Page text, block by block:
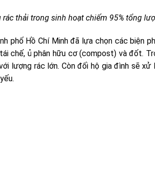
thải trong sinh hoạt chiếm 95% tổng
phố Hồ Chí Minh đã lựa chọn các biện
chế, ủ phân hữu cơ (compost) và đốt.
lượng rác lớn. Còn đối hộ gia đình sẽ xử